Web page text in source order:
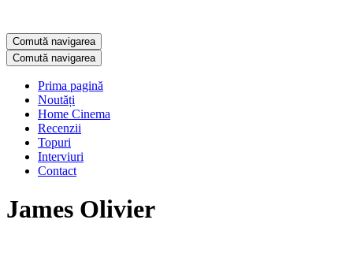
Comută navigarea
Comută navigarea
Prima pagină
Noutăți
Home Cinema
Recenzii
Topuri
Interviuri
Contact
James Olivier